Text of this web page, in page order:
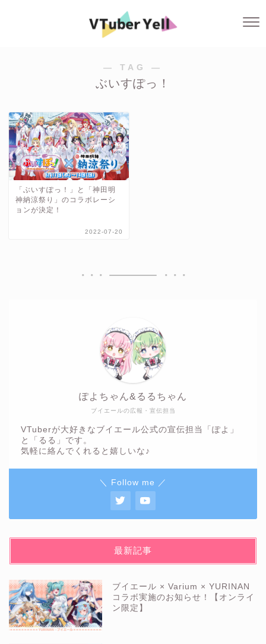
― TAG ―
ぶいすぽっ！
「ぶいすぽっ！」と「神田明
神納涼祭り」のコラボレーシ
ョンが決定！
2022-07-20
ブイエールの広報・宣伝担当
ぽよちゃん&るるちゃん
VTuberが大好きなブイエール公式の宣伝担当「ぽよ」
と「るる」です。
気軽に絡んでくれると嬉しいな♪
＼ Follow me ／
最新記事
ブイエール × Varium × YURINAN
コラボ実施のお知らせ！【オンライ
ン限定】